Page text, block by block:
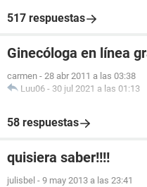
517 respuestas
Ginecóloga en línea
carmen - 28 abr 2011 a las 03:38
Luu06 - 30 jul 2021 a las 01:13
58 respuestas
quisiera saber!!!!
julisbel - 9 may 2013 a las 23:41